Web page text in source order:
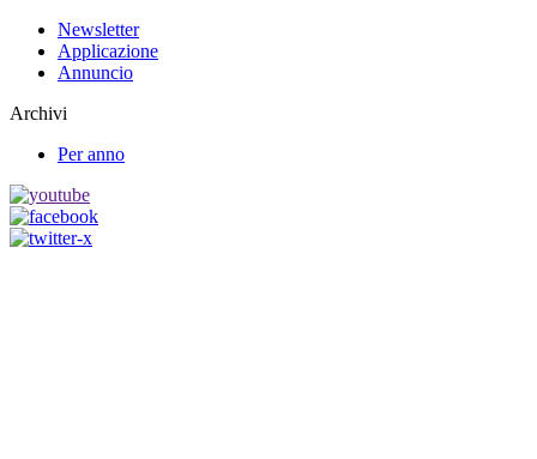
Newsletter
Applicazione
Annuncio
Archivi
Per anno